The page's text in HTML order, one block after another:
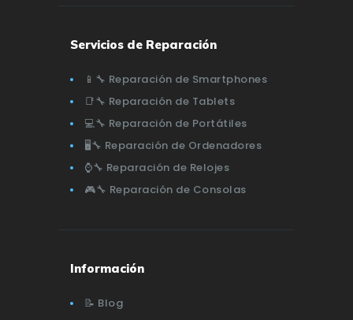
Servicios de Reparación
📱🔧 Reparación de Smartphones
📑🔧 Reparación de Tablets
💻🔧 Reparación de Portátiles
🖥️🔧 Reparación de Ordenadores
⌚🔧 Reparación de Relojes
🎮🔧 Reparación de Consolas
Información
📝 Blog